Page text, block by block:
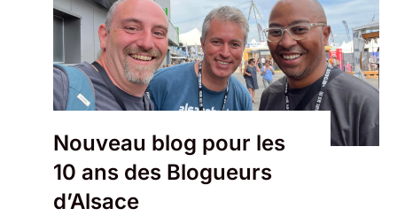
Nouveau blog pour les
10 ans des Blogueurs
d’Alsace